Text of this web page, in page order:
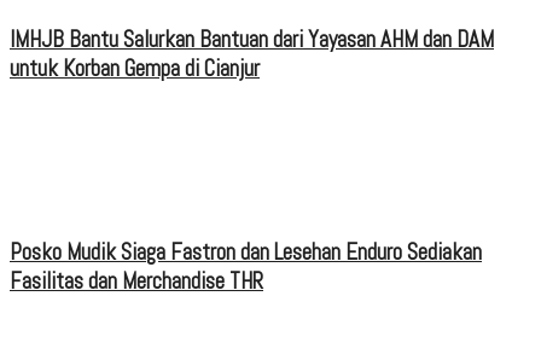
IMHJB Bantu Salurkan Bantuan dari Yayasan AHM dan DAM
untuk Korban Gempa di Cianjur
Posko Mudik Siaga Fastron dan Lesehan Enduro Sediakan
Fasilitas dan Merchandise THR